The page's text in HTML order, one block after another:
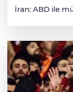
İran: ABD ile